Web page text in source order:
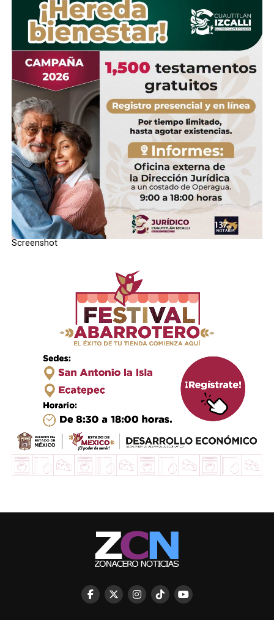
RELATED TOPICS:
UP NEXT
Lanzan campaÃ±a de descuentos para pago de predial
en Tlalnepantla
DON'T MISS
Abasto de agua se restablecerÃ¡ de forma paulatina en
Izcalli
STAFF / Zona Cero Noticias
Screenshot